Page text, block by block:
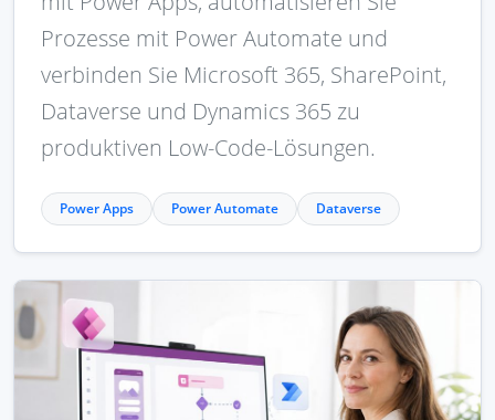
Prozesse mit Power Automate und
verbinden Sie Microsoft 365, SharePoint,
Dataverse und Dynamics 365 zu
produktiven Low-Code-Lösungen.
Power Apps Power Automate Dataverse